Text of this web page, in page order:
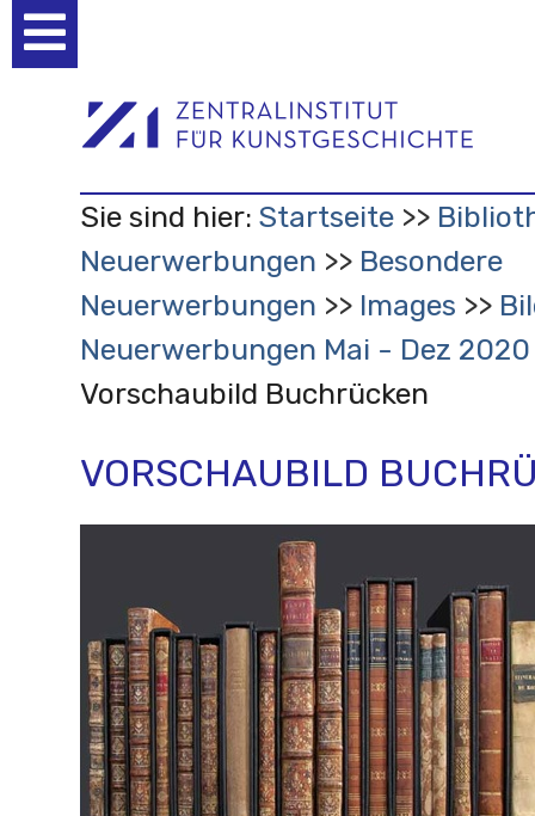
Werkzeuge
Sie sind hier: Startseite
Neuerwerbungen
Besondere
Neuerwerbungen
Images
Neuerwerbungen Mai - Dez
Vorschaubild Buchrücken
VORSCHAUBILD